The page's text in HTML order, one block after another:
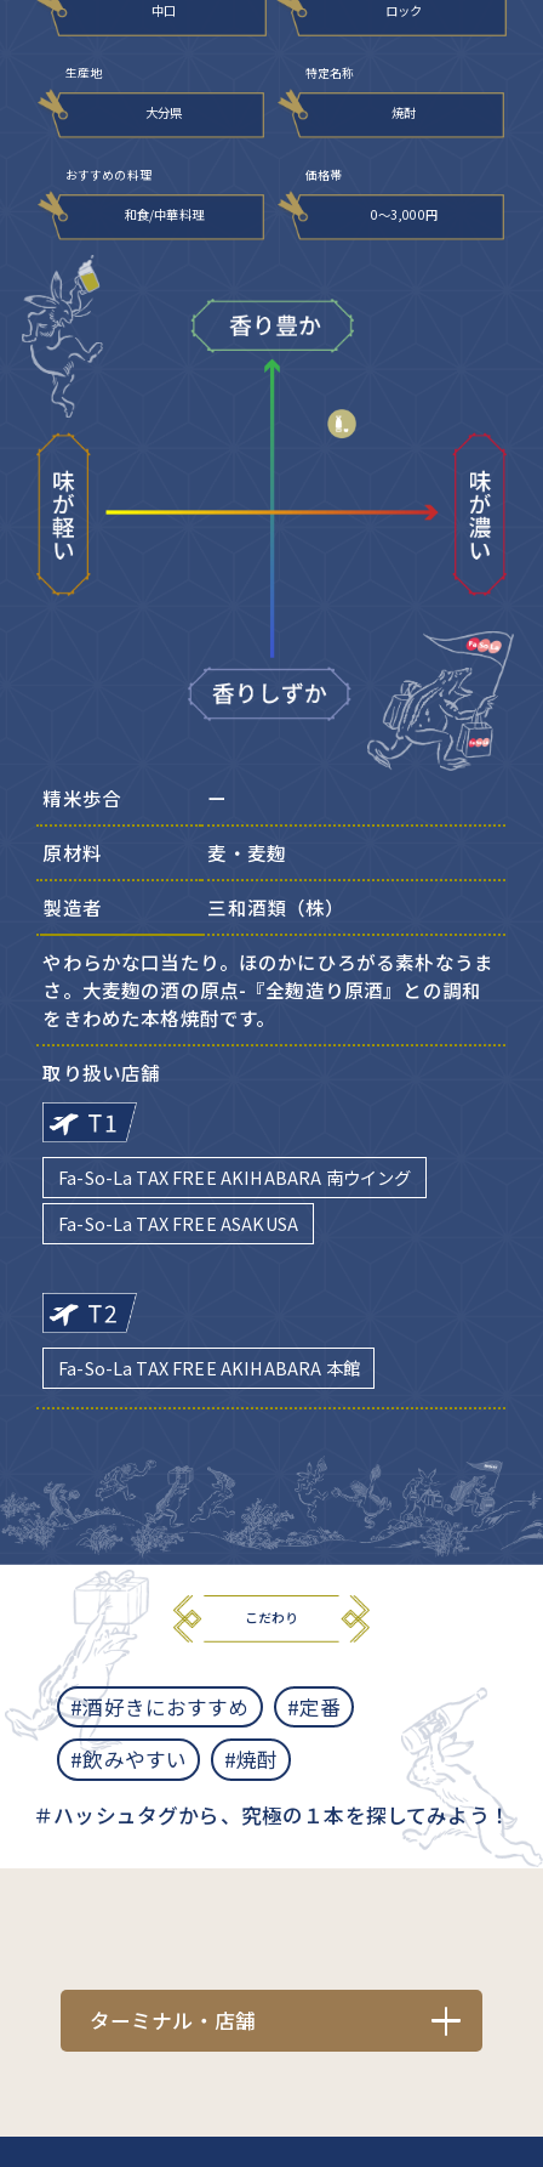
中口 ロック
生産地
大分県
特定名称
焼酎
おすすめの料理
和食/中華料理
価格帯
0〜3,000円
精米歩合 ー
原材料 麦・麦麹
製造者 三和酒類（株）
やわらかな口当たり。ほのかにひろがる素朴なうま
さ。大麦麹の酒の原点-『全麹造り原酒』との調和
をきわめた本格焼酎です。
取り扱い店舗
Fa-So-La TAX FREE AKIHABARA 南ウイング
Fa-So-La TAX FREE ASAKUSA
Fa-So-La TAX FREE AKIHABARA 本館
こだわり
#酒好きにおすすめ
#定番
#飲みやすい
#焼酎
＃ハッシュタグから、究極の１本を探してみよう！
ターミナル・店舗